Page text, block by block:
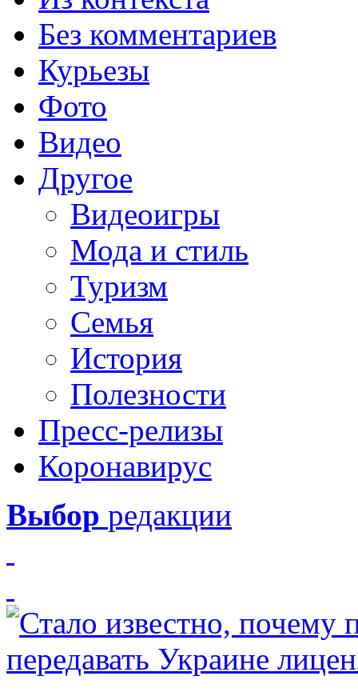
Без комментариев
Курьезы
Фото
Видео
Другое
Видеоигры
Мода и стиль
Туризм
Семья
История
Полезности
Пресс-релизы
Коронавирус
Выбор редакции